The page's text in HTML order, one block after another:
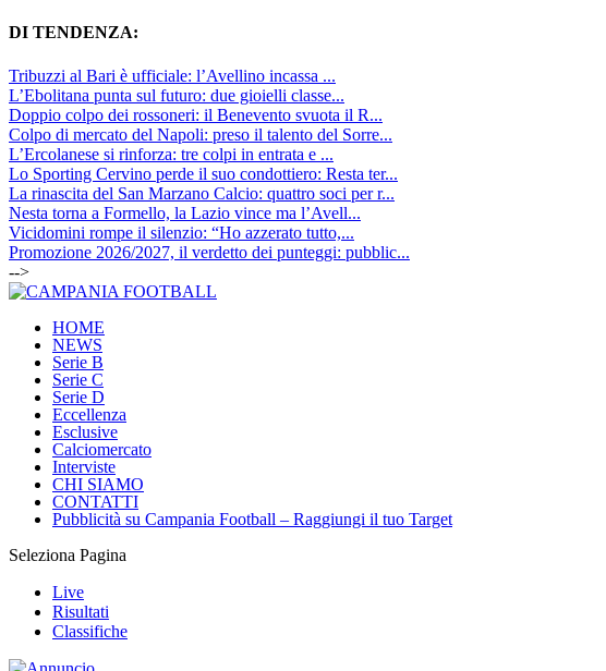
DI TENDENZA:
Tribuzzi al Bari è ufficiale: l’Avellino incassa ...
L’Ebolitana punta sul futuro: due gioielli classe...
Doppio colpo dei rossoneri: il Benevento svuota il R...
Colpo di mercato del Napoli: preso il talento del Sorre...
L’Ercolanese si rinforza: tre colpi in entrata e ...
Lo Sporting Cervino perde il suo condottiero: Resta ter...
La rinascita del San Marzano Calcio: quattro soci per r...
Nesta torna a Formello, la Lazio vince ma l’Avell...
Vicidomini rompe il silenzio: “Ho azzerato tutto,...
Promozione 2026/2027, il verdetto dei punteggi: pubblic...
-->
HOME
NEWS
Serie B
Serie C
Serie D
Eccellenza
Esclusive
Calciomercato
Interviste
CHI SIAMO
CONTATTI
Pubblicità su Campania Football – Raggiungi il tuo Target
Seleziona Pagina
Live
Risultati
Classifiche